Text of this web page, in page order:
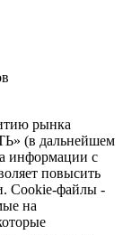
рынка
(в дальнейшем
информации с
повысить
Сookie-файлы -
на